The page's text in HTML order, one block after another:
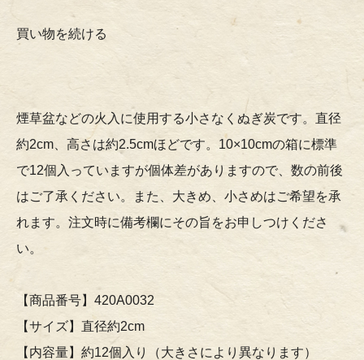
買い物を続ける
煙草盆などの火入に使用する小さなくぬぎ炭です。直径
約2cm、高さは約2.5cmほどです。10×10cmの箱に標準
で12個入っていますが個体差がありますので、数の前後
はご了承ください。また、大きめ、小さめはご希望を承
れます。注文時に備考欄にその旨をお申しつけくださ
い。
【商品番号】420A0032
【サイズ】直径約2cm
【内容量】約12個入り（大きさにより異なります）